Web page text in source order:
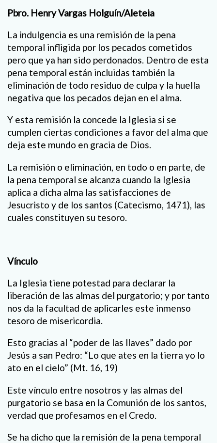
Pbro. Henry Vargas Holguín/Aleteia
La indulgencia es una remisión de la pena
temporal infligida por los pecados cometidos
pero que ya han sido perdonados. Dentro de esta
pena temporal están incluidas también la
eliminación de todo residuo de culpa y la huella
negativa que los pecados dejan en el alma.
Y esta remisión la concede la Iglesia si se
cumplen ciertas condiciones a favor del alma que
deja este mundo en gracia de Dios.
La remisión o eliminación, en todo o en parte, de
la pena temporal se alcanza cuando la Iglesia
aplica a dicha alma las satisfacciones de
Jesucristo y de los santos (Catecismo, 1471), las
cuales constituyen su tesoro.
Vínculo
La Iglesia tiene potestad para declarar la
liberación de las almas del purgatorio; y por tanto
nos da la facultad de aplicarles este inmenso
tesoro de misericordia.
Esto gracias al “poder de las llaves” dado por
Jesús a san Pedro: “Lo que ates en la tierra yo lo
ato en el cielo” (Mt. 16, 19)
Este vínculo entre nosotros y las almas del
purgatorio se basa en la Comunión de los santos,
verdad que profesamos en el Credo.
Se ha dicho que la remisión de la pena temporal